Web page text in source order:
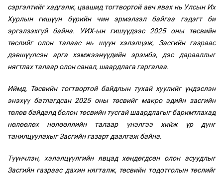
сэргэлтийг хадгалж, цаашид тогтвортой авч явах нь Улсын Их
Хурлын гишүүн бүрийн чин эрмэлзэл байгаа гэдэгт би
эргэлзэхгүй байна. УИХ-ын гишүүдээс 2025 оны төсвийн
төслийг олон талаас нь шүүн хэлэлцэж, Засгийн газраас
дэвшүүлсэн арга хэмжээнүүдийн эрэмбэ, дэс дарааллыг
нягтлах талаар олон санал, шаардлага гаргалаа.
Иймд, Төсвийн тогтвортой байдлын тухай хуулийг үндэслэн
энэхүү батлагдсан 2025 оны төсвийг макро эдийн засгийн
төлөв байдалд болон төсвийн тусгай шаардлагыг баримтлахад
нөлөөлөх нөлөөллийн талаар үнэлгээ хийж үр дүнг
танилцуулахыг Засгийн газарт даалгаж байна.
Түүнчлэн, хэлэлцүүлгийн явцад хөндөгдсөн олон асуудлыг
Засгийн газраас дахин нягталж, төсвийн тодотголын төслийг